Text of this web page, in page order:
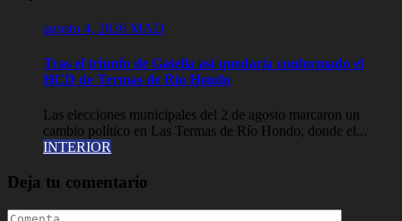
agosto 4, 2026 MAD
Tras el triunfo de Gatella así quedaría conformado el
HCD de Termas de Río Hondo
Las elecciones municipales del 2 de agosto marcaron un
cambio político en Las Termas de Río Hondo, donde el...
INTERIOR
Deja tu comentario